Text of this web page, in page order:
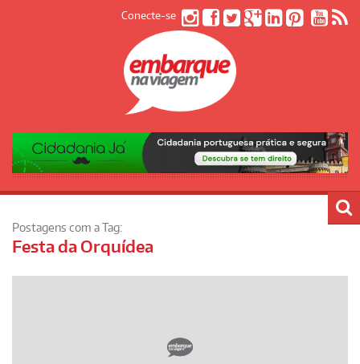
Conecte-se
Postagens com a Tag:
Festa da Orquídea